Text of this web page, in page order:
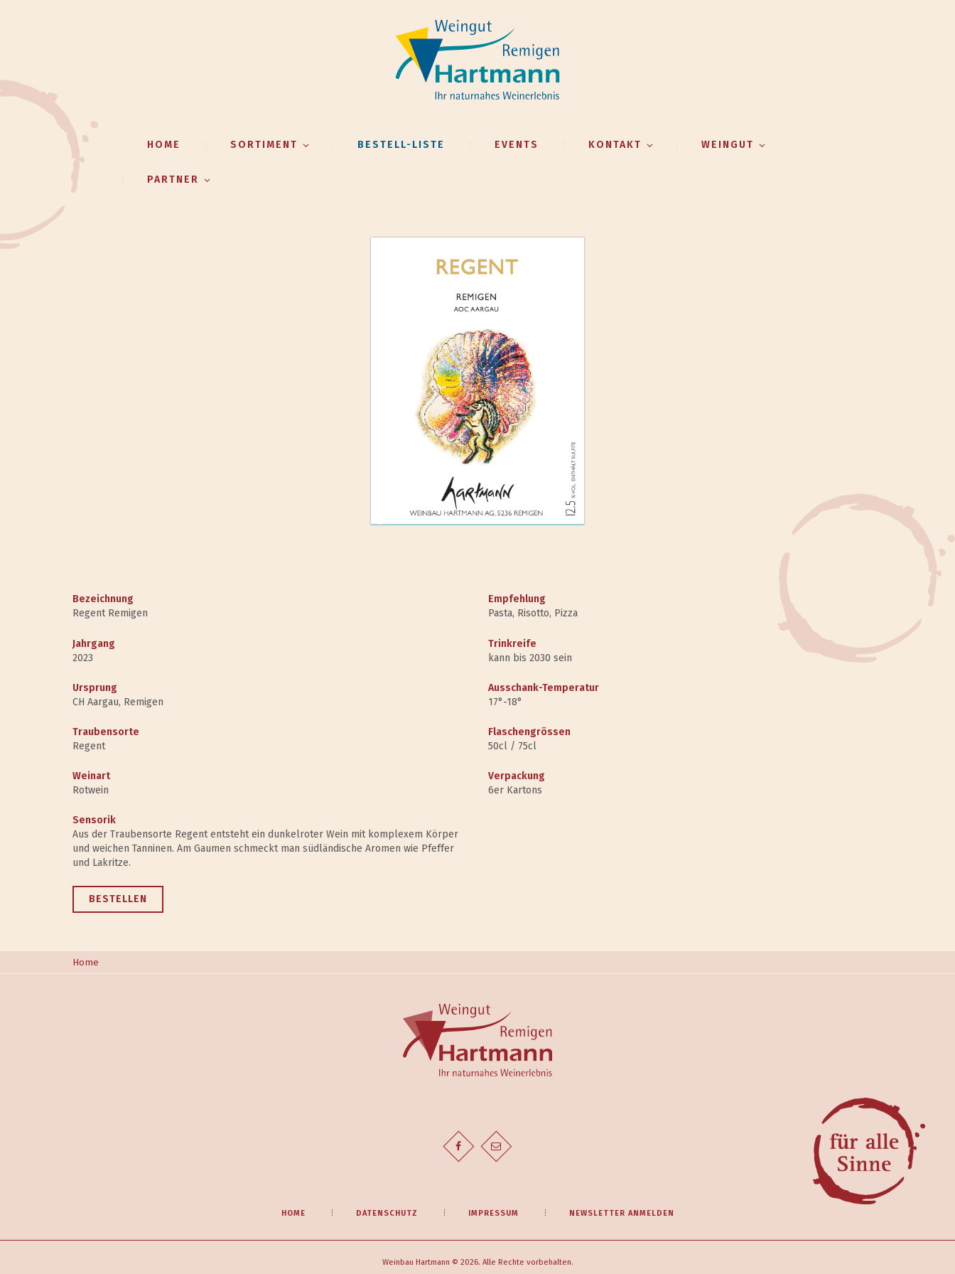
HOME SORTIMENT BESTELL-LISTE EVENTS KONTAKT WEINGUT
PARTNER
Bezeichnung
Regent Remigen
Jahrgang
2023
Ursprung
CH Aargau, Remigen
Traubensorte
Regent
Weinart
Rotwein
Sensorik
Aus der Traubensorte Regent entsteht ein dunkelroter Wein mit komplexem Körper
und weichen Tanninen. Am Gaumen schmeckt man südländische Aromen wie Pfeffer
und Lakritze.
Empfehlung
Pasta, Risotto, Pizza
Trinkreife
kann bis 2030 sein
Ausschank-Temperatur
17°-18°
Flaschengrössen
50cl / 75cl
Verpackung
6er Kartons
BESTELLEN
Home
HOME DATENSCHUTZ IMPRESSUM NEWSLETTER ANMELDEN
Weinbau Hartmann © 2026. Alle Rechte vorbehalten.